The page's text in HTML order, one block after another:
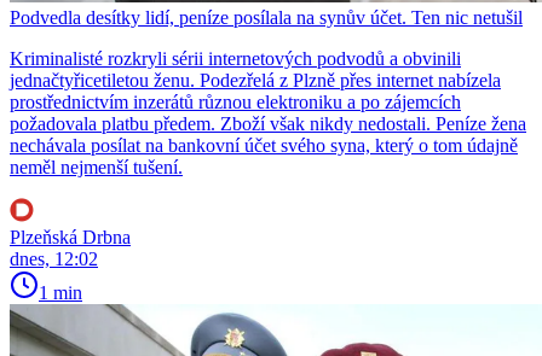
Podvedla desítky lidí, peníze posílala na synův účet. Ten nic netušil
Kriminalisté rozkryli sérii internetových podvodů a obvinili
jednačtyřicetiletou ženu. Podezřelá z Plzně přes internet nabízela
prostřednictvím inzerátů různou elektroniku a po zájemcích
požadovala platbu předem. Zboží však nikdy nedostali. Peníze žena
nechávala posílat na bankovní účet svého syna, který o tom údajně
neměl nejmenší tušení.
Plzeňská Drbna
dnes, 12:02
1 min